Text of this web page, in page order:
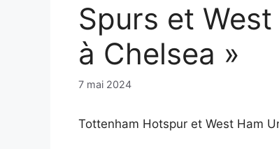
Spurs et
à Chelsea »
7 mai 2024
Tottenham Hotspur et West Ham